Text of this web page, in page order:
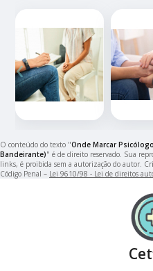
‹
O conteúdo do texto "Onde Marcar
Bandeirante)" é de direito reservado. Sua
links, é proibida sem a autorização do autor.
Código Penal – Lei 9610/98 - Lei de direitos